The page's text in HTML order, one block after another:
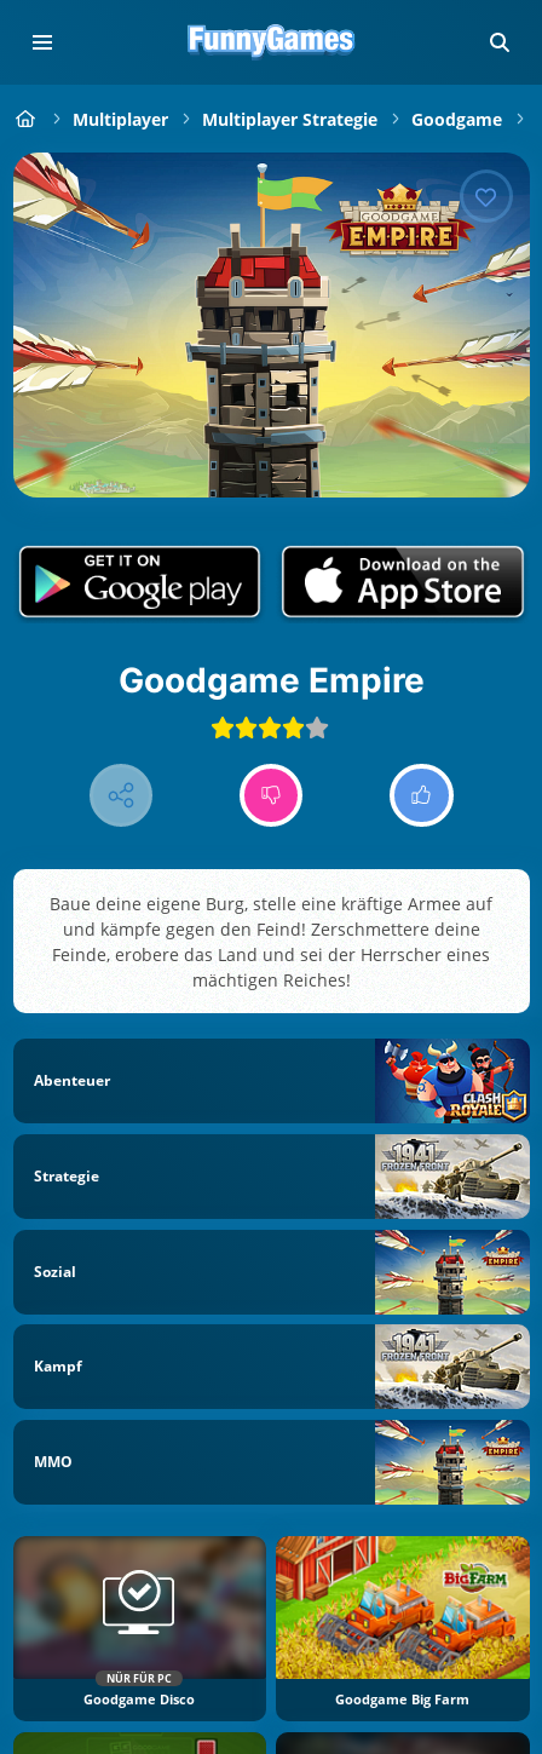
Multiplayer Multiplayer Strategie Goodgame
Goodgame Empire
Baue deine eigene Burg, stelle eine kräftige Armee auf
und kämpfe gegen den Feind! Zerschmettere deine
Feinde, erobere das Land und sei der Herrscher eines
mächtigen Reiches!
Abenteuer
Strategie
Sozial
Kampf
MMO
NÜR FÜR PC
Goodgame Disco Goodgame Big Farm